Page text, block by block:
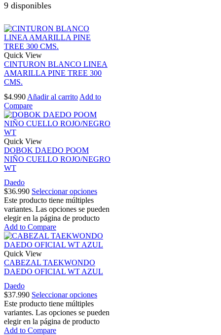
9 disponibles
Quick View
CINTURON BLANCO LINEA
AMARILLA PINE TREE 300
CMS.
$4.990 Añadir al carrito Add to
Compare
Quick View
DOBOK DAEDO POOM
NIÑO CUELLO ROJO/NEGRO
WT
Daedo
$36.990 Seleccionar opciones
Este producto tiene múltiples
variantes. Las opciones se pueden
elegir en la página de producto
Add to Compare
Quick View
CABEZAL TAEKWONDO
DAEDO OFICIAL WT AZUL
Daedo
$37.990 Seleccionar opciones
Este producto tiene múltiples
variantes. Las opciones se pueden
elegir en la página de producto
Add to Compare